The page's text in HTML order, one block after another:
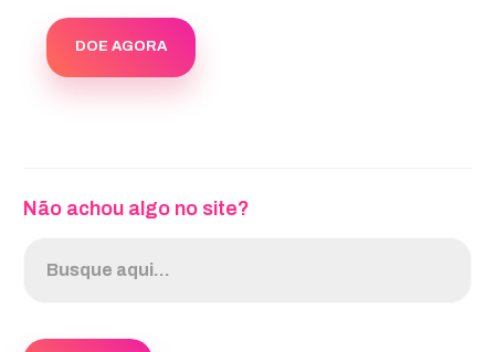
DOE AGORA
Não achou algo no site?